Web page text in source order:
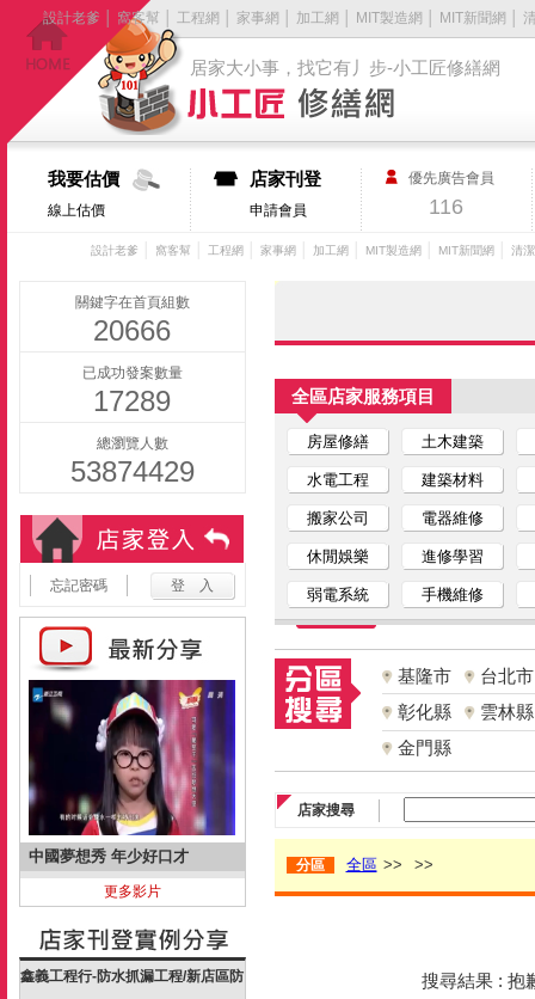
居家大小事，找它有丿步-小工匠修繕網
設計老爹 窩客幫 工程網 家事網 加工網 MIT製造網 MIT新聞網
我要估價
線上估價
店家刊登
申請會員
優先廣告會員
116
設計老爹 窩客幫 工程網 家事網 加工網 MIT製造網 MIT新聞網 清
關鍵字在首頁組數
20666
已成功發案數量
17289
總瀏覽人數
53874429
忘記密碼
中國夢想秀 年少好口才
更多影片
鑫義工程行-防水抓漏工程/新店區防
全區店家服務項目
房屋修繕 土木建築
水電工程 建築材料
搬家公司 電器維修
休閒娛樂 進修學習
弱電系統 手機維修
基隆市
台北市
彰化縣
雲林縣
金門縣
店家搜尋
分區 全區 >> >>
搜尋結果 : 抱